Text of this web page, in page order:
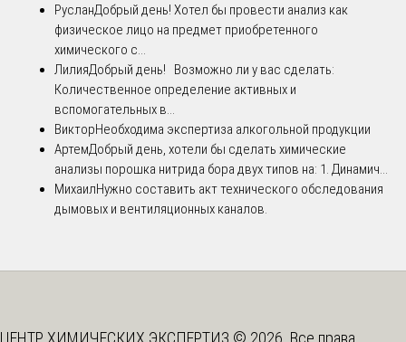
РусланДобрый день! Хотел бы провести анализ как
физическое лицо на предмет приобретенного
химического с...
ЛилияДобрый день! Возможно ли у вас сделать:
Количественное определение активных и
вспомогательных в...
ВикторНеобходима экспертиза алкогольной продукции
АртемДобрый день, хотели бы сделать химические
анализы порошка нитрида бора двух типов на: 1. Динамич...
МихаилНужно составить акт технического обследования
дымовых и вентиляционных каналов.